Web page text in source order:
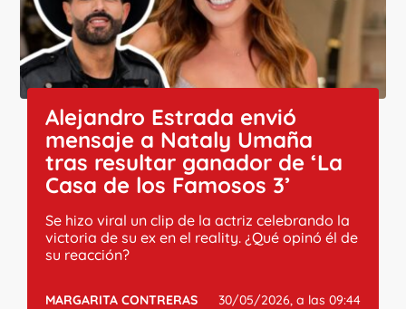
Alejandro Estrada envió
mensaje a Nataly Umaña
tras resultar ganador de ‘La
Casa de los Famosos 3’
Se hizo viral un clip de la actriz celebrando la
victoria de su ex en el reality. ¿Qué opinó él de
su reacción?
MARGARITA CONTRERAS 30/05/2026, a las 09:44